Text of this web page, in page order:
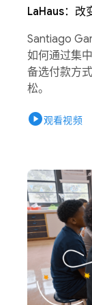
LaHaus：改
Santiago
如何通过集
备选付款方
松。
play_circle观看视频